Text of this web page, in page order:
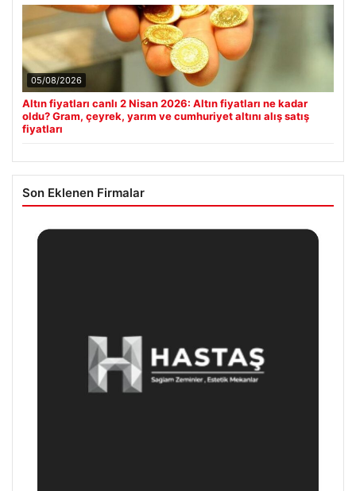
05/08/2026
Altın fiyatları canlı 2 Nisan 2026: Altın fiyatları ne kadar
oldu? Gram, çeyrek, yarım ve cumhuriyet altını alış satış
fiyatları
Son Eklenen Firmalar